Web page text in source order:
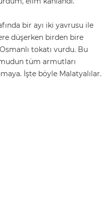
bir ayı iki yavrusu ile
düşerken birden bire
tokatı vurdu. Bu
tüm armutları
İşte böyle Malatyalılar.